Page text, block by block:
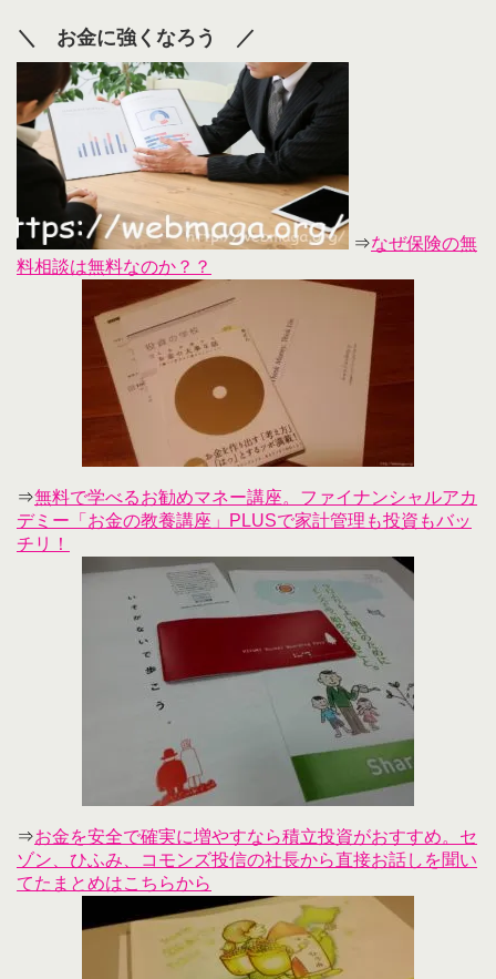
＼ お金に強くなろう ／
⇒なぜ保険の無
料相談は無料なのか？？
⇒無料で学べるお勧めマネー講座。ファイナンシャルアカ
デミー「お金の教養講座」PLUSで家計管理も投資もバッ
チリ！
⇒お金を安全で確実に増やすなら積立投資がおすすめ。セ
ゾン、ひふみ、コモンズ投信の社長から直接お話しを聞い
てたまとめはこちらから